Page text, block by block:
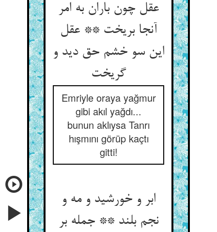
عقل چون باران به امر
آنجا بریخت ** عقل
این سو خشم حق دید و
گریخت
Emriyle oraya yağmur
gibi akıl yağdı...
bunun aklıysa Tanrı
hışmını görüp kaçtı
gitti!
ابر و خورشید و مه و
نجم بلند ** جمله بر